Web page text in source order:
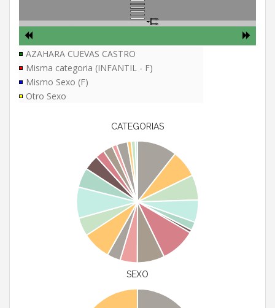
AZAHARA CUEVAS CASTRO
Misma categoria (INFANTIL - F)
Mismo Sexo (F)
Otro Sexo
CATEGORIAS
SEXO